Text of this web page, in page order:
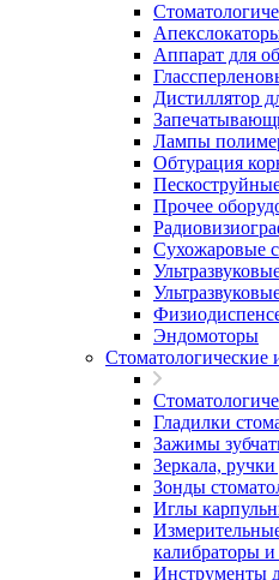
Аппарат для
Дистиллятор
Лампы
Обтурация
Прочее
Сухожаровые
Эндомоторы
Стоматологические
Гладилки
Зажимы
Зеркала, ручки
Зонды
Иглы
калибраторы и
Инструменты